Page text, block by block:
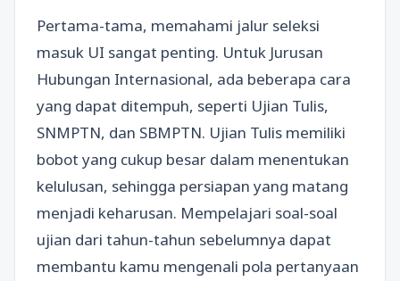
Pertama-tama, memahami jalur seleksi
masuk UI sangat penting. Untuk Jurusan
Hubungan Internasional, ada beberapa cara
yang dapat ditempuh, seperti Ujian Tulis,
SNMPTN, dan SBMPTN. Ujian Tulis memiliki
bobot yang cukup besar dalam menentukan
kelulusan, sehingga persiapan yang matang
menjadi keharusan. Mempelajari soal-soal
ujian dari tahun-tahun sebelumnya dapat
membantu kamu mengenali pola pertanyaan